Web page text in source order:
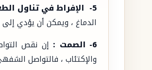
5- الإفراط في تناول الطعام :
الدماغ ، ويمكن أن يؤدي إلى
6- الصمت :
إن نقص
والإكتئاب ، فالتواصل